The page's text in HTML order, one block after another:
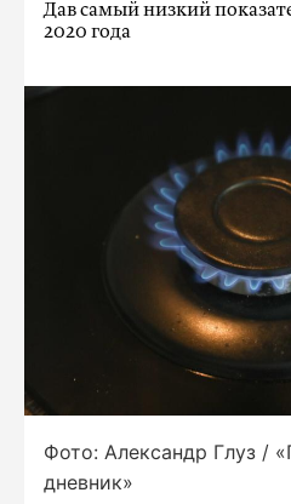
Дав самый низкий
2020 года
Фото: Александр Глуз /
дневник»